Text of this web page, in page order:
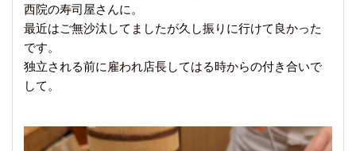
西院の寿司屋さんに。
最近はご無沙汰してましたが久し振りに行けて良かった
です。
独立される前に雇われ店長してはる時からの付き合いで
して。